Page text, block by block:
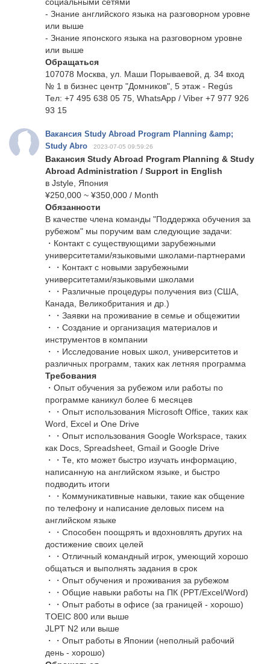
- Знание английского языка на разговорном уровне
или выше
- Знание японского языка на разговорном уровне
или выше
Обращаться
107078 Москва, ул. Маши Порываевой, д. 34 вход
№ 1 в бизнес центр "Домников", 5 этаж - Regús
Тел: +7 495 638 05 75, WhatsApp / Viber +7 977 926
93 15
Вакансия Study Abroad Program Planning &amp;
Study Abro
2023-07-05 09:59:26
Вакансия Study Abroad Program Planning & Study
Abroad Administration / Support in English
в Jstyle, Япония
¥250,000 ~ ¥350,000 / Month
Обязанности
В качестве члена команды "Поддержка обучения за
рубежом" мы поручим вам следующие задачи:
・Контакт с существующими зарубежными
университетами/языковыми школами-партнерами
・・Контакт с новыми зарубежными
университетами/языковыми школами
・・Различные процедуры получения виз (США,
Канада, Великобритания и др.)
・・Заявки на проживание в семье и общежитии
・・Создание и организация материалов и
инструментов в компании
・・Исследование новых школ, университетов и
различных программ, таких как летняя программа
Требования
・Опыт обучения за рубежом или работы по
программе каникул более 6 месяцев
・・Опыт использования Microsoft Office, таких как
Word, Excel и One Drive
・・Опыт использования Google Workspace, таких
как Docs, Spreadsheet, Gmail и Google Drive
・・Те, кто может быстро изучать информацию,
написанную на английском языке, и быстро
подводить итоги
・・Коммуникативные навыки, такие как общение
по телефону и написание деловых писем на
английском языке
・・Способен поощрять и вдохновлять других на
достижение своих целей
・・Отличный командный игрок, умеющий хорошо
общаться и выполнять задания в срок
・・Опыт обучения и проживания за рубежом
・・Общие навыки работы на ПК (PPT/Excel/Word)
・・Опыт работы в офисе (за границей - хорошо)
TOEIC 800 или выше
JLPT N2 или выше
・・Опыт работы в Японии (неполный рабочий
день - хорошо)